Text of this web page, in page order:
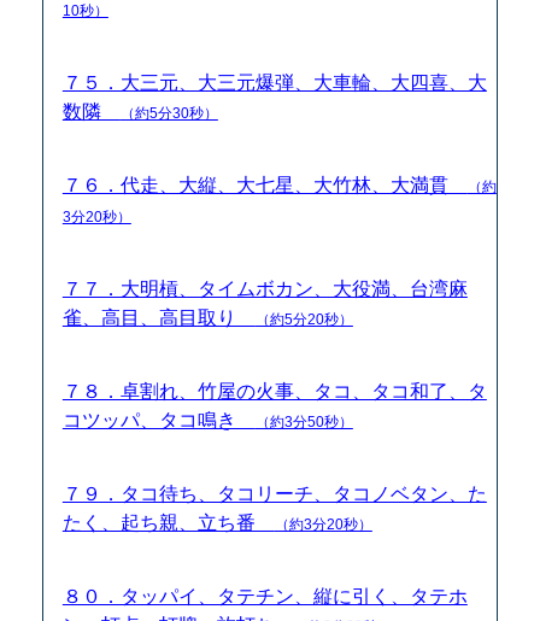
10秒）
７５．大三元、大三元爆弾、大車輪、大四喜、大
数隣
（約5分30秒）
７６．代走、大縦、大七星、大竹林、大満貫
（約
3分20秒）
７７．大明槓、タイムボカン、大役満、台湾麻
雀、高目、高目取り
（約5分20秒）
７８．卓割れ、竹屋の火事、タコ、タコ和了、タ
コツッパ、タコ鳴き
（約3分50秒）
７９．タコ待ち、タコリーチ、タコノベタン、た
たく、起ち親、立ち番
（約3分20秒）
８０．タッパイ、タテチン、縦に引く、タテホ